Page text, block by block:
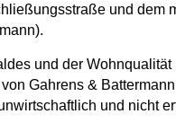
und dem
und der
Gahrens &
und nicht